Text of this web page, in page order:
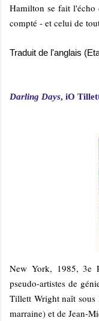
Hamilton se fait
compté - et celui de
Traduit de l'anglais
Darling Days, iO
New York, 1985, 3e
pseudo-artistes de
Tillett Wright naît sous
marraine) et de Jean-